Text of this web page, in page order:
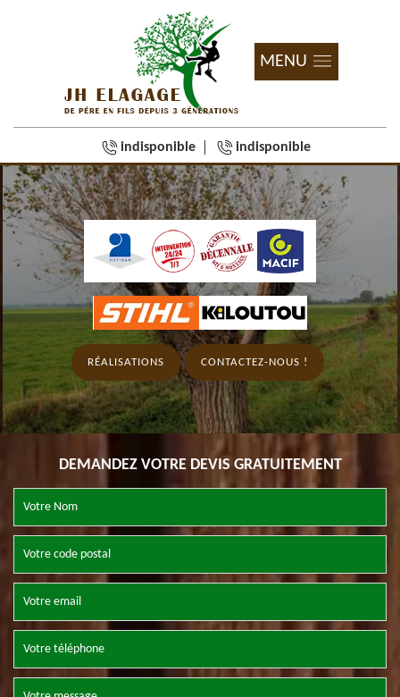
MENU
indisponible indisponible
RÉALISATIONS CONTACTEZ-NOUS !
DEMANDEZ VOTRE DEVIS GRATUITEMENT